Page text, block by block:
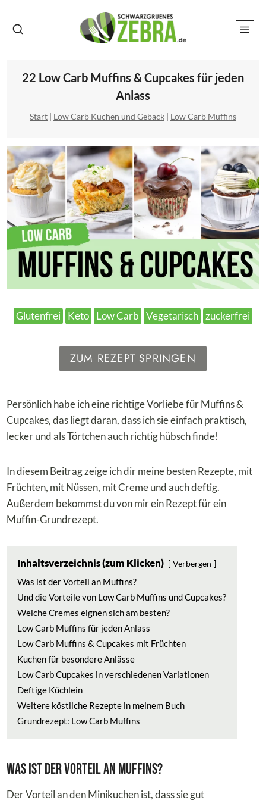
Inhalt
22 Low Carb Muffins & Cupcakes für jeden
Anlass
Start | Low Carb Kuchen und Gebäck | Low Carb Muffins
Glutenfrei Keto Low Carb Vegetarisch zuckerfrei
ZUM REZEPT SPRINGEN
Persönlich habe ich eine richtige Vorliebe für Muffins &
Cupcakes, das liegt daran, dass ich sie einfach praktisch,
lecker und als Törtchen auch richtig hübsch finde!
In diesem Beitrag zeige ich dir meine besten Rezepte, mit
Früchten, mit Nüssen, mit Creme und auch deftig.
Außerdem bekommst du von mir ein Rezept für ein
Muffin-Grundrezept.
Inhaltsverzeichnis (zum Klicken) Verbergen
Was ist der Vorteil an Muffins?
Und die Vorteile von Low Carb Muffins und Cupcakes?
Welche Cremes eignen sich am besten?
Low Carb Muffins für jeden Anlass
Low Carb Muffins & Cupcakes mit Früchten
Kuchen für besondere Anlässe
Low Carb Cupcakes in verschiedenen Variationen
Deftige Küchlein
Weitere köstliche Rezepte in meinem Buch
Grundrezept: Low Carb Muffins
Was ist der Vorteil an Muffins?
Der Vorteil an den Minikuchen ist, dass sie gut